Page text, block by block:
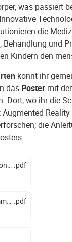
was passiert
die
Behandlung und
Kindern den
könnt ihr
das Postermit
Dort, wo ihr die
die
.pdf
MINTmachtage Wimmelposter
.pdf